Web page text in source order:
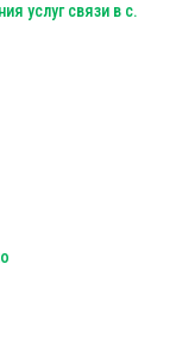
услуг связи в с.